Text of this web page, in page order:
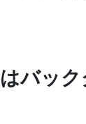
バッ